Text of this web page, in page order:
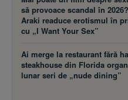
să provoace scandal în
Araki readuce erotismul în
cu „I Want Your Sex”
Ai merge la restaurant fără
steakhouse din Florida
lunar seri de „nude dining”